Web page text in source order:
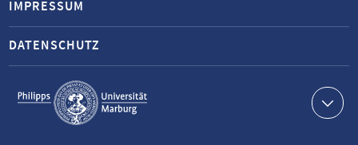
Service-
Navigation
IMPRESSUM
DATENSCHUTZ